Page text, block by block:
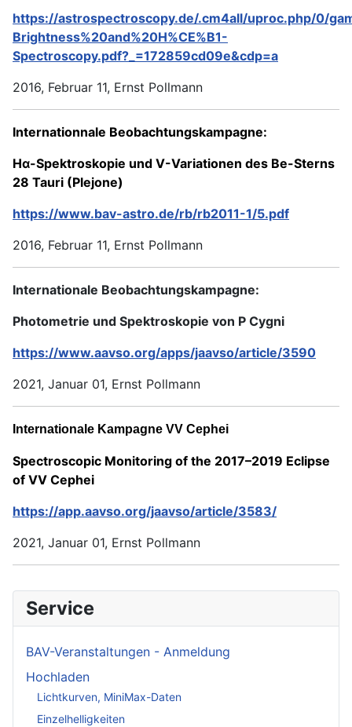
https://astrospectroscopy.de/.cm4all/uproc.php/0/
Brightness%20and%20H%CE%B1-
Spectroscopy.pdf?_=172859cd09e&cdp=a
2016, Februar 11, Ernst Pollmann
Internationnale Beobachtungskampagne:
Hα-Spektroskopie und V-Variationen des Be-Sterns
28 Tauri (Plejone)
https://www.bav-astro.de/rb/rb2011-1/5.pdf
2016, Februar 11, Ernst Pollmann
Internationale Beobachtungskampagne:
Photometrie und Spektroskopie von P Cygni
https://www.aavso.org/apps/jaavso/article/3590
2021, Januar 01, Ernst Pollmann
Internationale Kampagne VV Cephei
Spectroscopic Monitoring of the 2017–2019 Eclipse
of VV Cephei
https://app.aavso.org/jaavso/article/3583/
2021, Januar 01, Ernst Pollmann
Service
BAV-Veranstaltungen - Anmeldung
Hochladen
Lichtkurven, MiniMax-Daten
Einzelhelligkeiten